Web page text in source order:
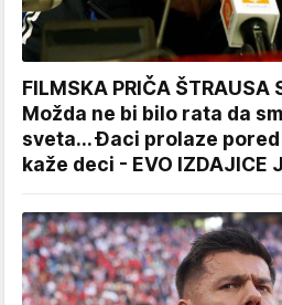
FILMSKA PRIČA ŠTRAUSA
Možda ne bi bilo rata da
sveta... Đaci prolaze
kaže deci - EVO IZDAJICE